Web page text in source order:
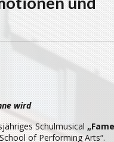
wird
Schulmusical
of Performing Arts“.